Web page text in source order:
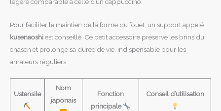
Pour faciliter le maintien de la forme du fouet, un support appelé
kusenaoshiest conseillé. Ce petit accessoire préserve les brins du
chasen et prolonge sa durée de vie, indispensable pour les
amateurs réguliers.
Ustensile
Nom
japonais
Fonction
principale
Conseil d’utilisation